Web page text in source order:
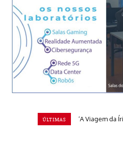
ÚLTIMAS ‘A Viagem da